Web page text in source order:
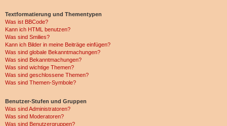
Textformatierung und Thementypen
Was ist BBCode?
Kann ich HTML benutzen?
Was sind Smilies?
Kann ich Bilder in meine Beiträge einfügen?
Was sind globale Bekanntmachungen?
Was sind Bekanntmachungen?
Was sind wichtige Themen?
Was sind geschlossene Themen?
Was sind Themen-Symbole?
Benutzer-Stufen und Gruppen
Was sind Administratoren?
Was sind Moderatoren?
Was sind Benutzergruppen?